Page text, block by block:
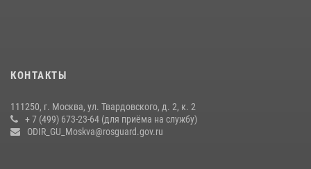
чемпионат по самбо (виео)
Центр профессиональной подготовки сотрудников
КОНТАКТЫ
111250, г. Москва, ул. Твардовского, д. 2, к. 2
+ 7 (499) 673-23-64 (для приёма на службу)
ODIR_GU_Moskva@rosguard.gov.ru